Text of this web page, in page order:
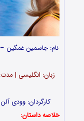
نام: جاسمین غمگین
کارگردان: وودی آلن |
خلاصه داستان: